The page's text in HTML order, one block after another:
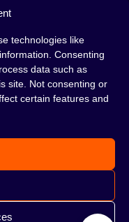
technologies like
Consenting
data such as
site. Not consenting or
certain features and
ПОЛИТИКА COOKIE
проведенного с друзьями или в
покорил сердца многих людей.
или «кальянный табак» или
е жди, а сразу отправляйся в наш
магазин и совершай покупки.